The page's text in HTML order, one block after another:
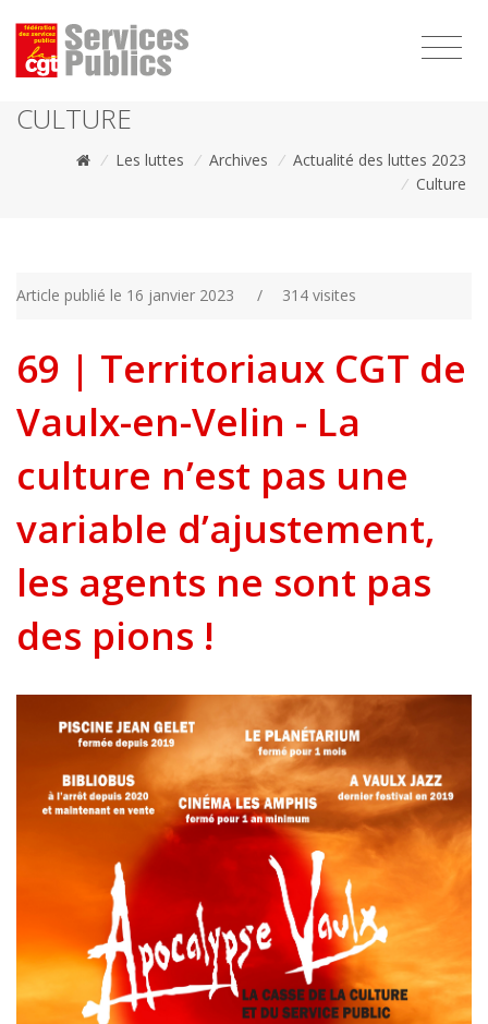
CULTURE
/ Les luttes / Archives / Actualité des luttes 2023
/ Culture
Article publié le 16 janvier 2023 / 314 visites
69 | Territoriaux CGT de
Vaulx-en-Velin - La
culture n’est pas une
variable d’ajustement,
les agents ne sont pas
des pions !